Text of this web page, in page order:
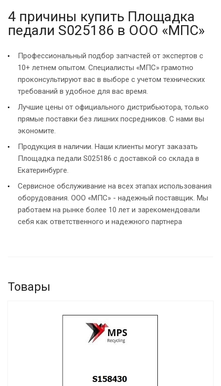
4 причины купить Площадка
педали S025186 в ООО «МПС»
Профессиональный подбор запчастей от экспертов с
10+ летнем опытом. Специалисты «МПС» грамотно
проконсультируют вас в выборе с учетом технических
требований в удобное для вас время.
Лучшие цены от официального дистрибьютора, только
прямые поставки без лишних посредников. С нами вы
экономите.
Продукция в наличии. Наши клиенты могут заказать
Площадка педали S025186 с доставкой со склада в
Екатеринбурге.
Сервисное обслуживание на всех этапах использования
оборудования. ООО «МПС» - надежный поставщик. Мы
работаем на рынке более 10 лет и зарекомендовали
себя как ответственного и надежного партнера
Товары